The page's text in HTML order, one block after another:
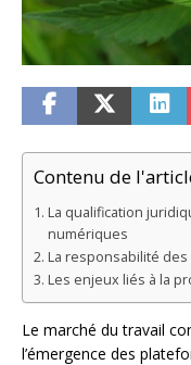
Contenu de
La qualification
numériques
La responsabilité
Les enjeux liés à la
Le marché du travail
l’émergence des